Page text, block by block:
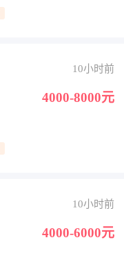
10小时前
4000-8000元
10小时前
4000-6000元